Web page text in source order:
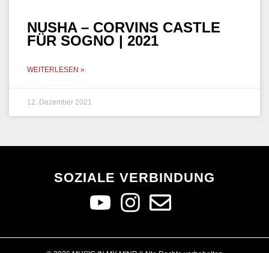
NUSHA – CORVINS CASTLE
FÜR SOGNO | 2021
WEITERLESEN »
12. Dezember 2021
SOZIALE VERBINDUNG